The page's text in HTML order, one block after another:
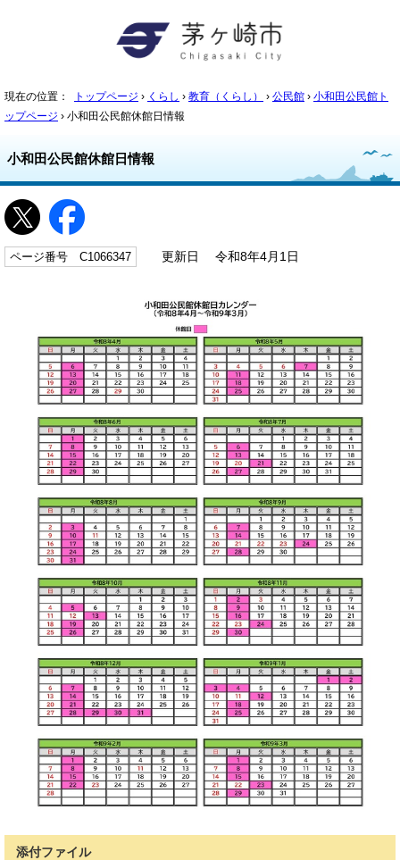
現在の位置： トップページ › くらし › 教育（くらし） › 公民館 › 小和田公民館ト
ップページ › 小和田公民館休館日情報
小和田公民館休館日情報
ページ番号 C1066347 更新日 令和8年4月1日
添付ファイル